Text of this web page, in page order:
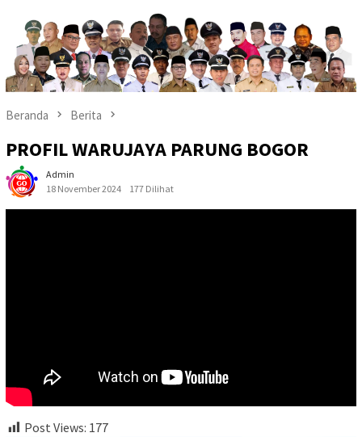
Beranda Berita
PROFIL WARUJAYA PARUNG BOGOR
Admin
18 November 2024
177 Dilihat
Post Views: 177